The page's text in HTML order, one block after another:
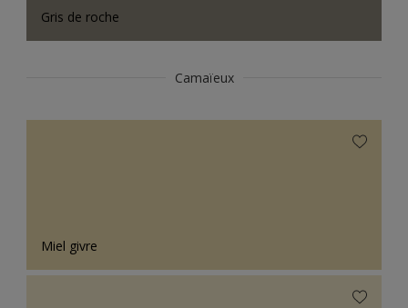
Gris de roche
Camaïeux
Miel givre